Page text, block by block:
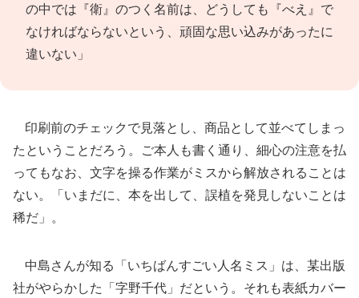
の中では『衛』のつく名前は、どうしても『べえ』で
なければならないという、頑固な思い込みがあったに
違いない」
印刷前のチェックで見落とし、商品として並べてしまっ
たということだろう。ご本人も書く通り、細心の注意を払
ってもなお、文字を操る作業がミスから解放されることは
ない。「いまだに、本を出して、誤植を発見しないことは
稀だ」。
中島さんが知る「いちばんすごい人名ミス」は、某出版
社がやらかした「字野千代」だという。それも表紙カバー